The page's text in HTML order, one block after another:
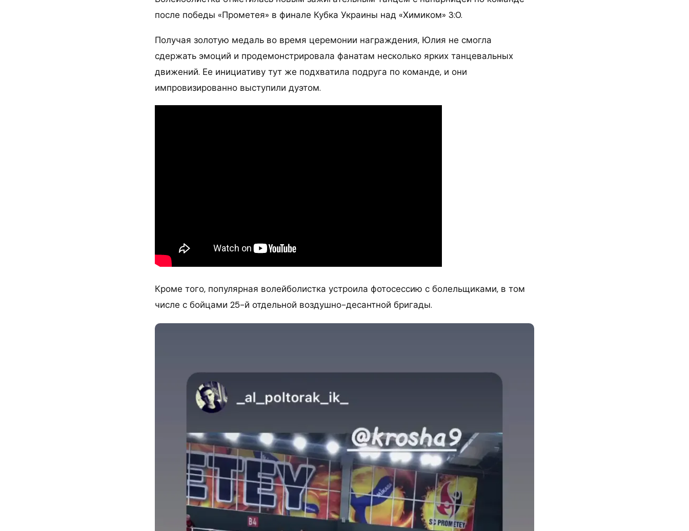
после победы «Прометея» в финале Кубка Украины над «Химиком» 3:0.
Получая золотую медаль во время церемонии награждения, Юлия не смогла
сдержать эмоций и продемонстрировала фанатам несколько ярких танцевальных
движений. Ее инициативу тут же подхватила подруга по команде, и они
импровизированно выступили дуэтом.
Кроме того, популярная волейболистка устроила фотосессию с болельщиками, в том
числе с бойцами 25-й отдельной воздушно-десантной бригады.